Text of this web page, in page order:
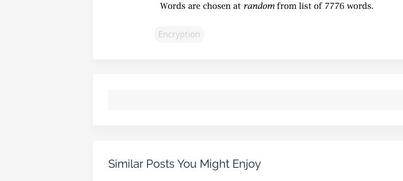
Encryption
Similar Posts You Might Enjoy